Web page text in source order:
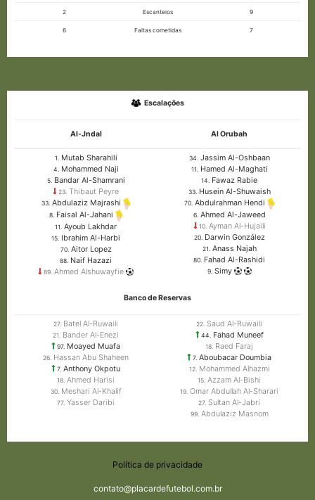
2 Escanteios 9
6 Faltas cometidas 7
Escalações
Al-Jndal Al Orubah
1. Mutab Sharahili
4. Mohammed Naji
5.Bandar Al-Shamrani
23. Thibaut Peyre
33.Abdulaziz Majrashi
8.Faisal Al-Jahani
11. Ayoub Lakhdar
15. Ibrahim Al-Harbi
70.Aitor Lopez
88. Naif Hazazi
89. Ahmed Alshuwayfie
34. Jassim Al-Oshbaan
11. Hamed Al-Maghati
14. Fawaz Rabie
33.Husein Al-Shuwaish
70.Abdulrahman Hendi
6.Ahmed Al-Jaweed
10.Ayman Al-Hujaili
20.Darwin González
21. Anass Najah
80. Fahad Al-Rashidi
9.Simy
Banco de Reservas
27. Batel Al-Ruwaili
21. Bander Al-Enezi
97. Moayed Muafa
26. Hassan Abu Shaheen
7. Anthony Okpotu
18. Ahmed Harisi
30.Meshari Al-Khalif
77. Yasser Daribi
22. Saud Al-Ruwaili
44. Fahad Muneef
18. Raed Faraj
7. Aboubacar Doumbia
12.Mohammed Alhazmi
15. Azzam Al-Bishi
19. Omar Abdullah Al-Sharari
27. Sultan Al-Jabri
99.Abdulaziz Masnom
Política de privacidade
contato@placardefutebol.com.br